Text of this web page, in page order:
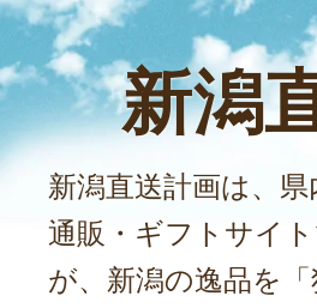
新潟
新潟直送計画は、
通販・ギフトサイ
が、新潟の逸品を